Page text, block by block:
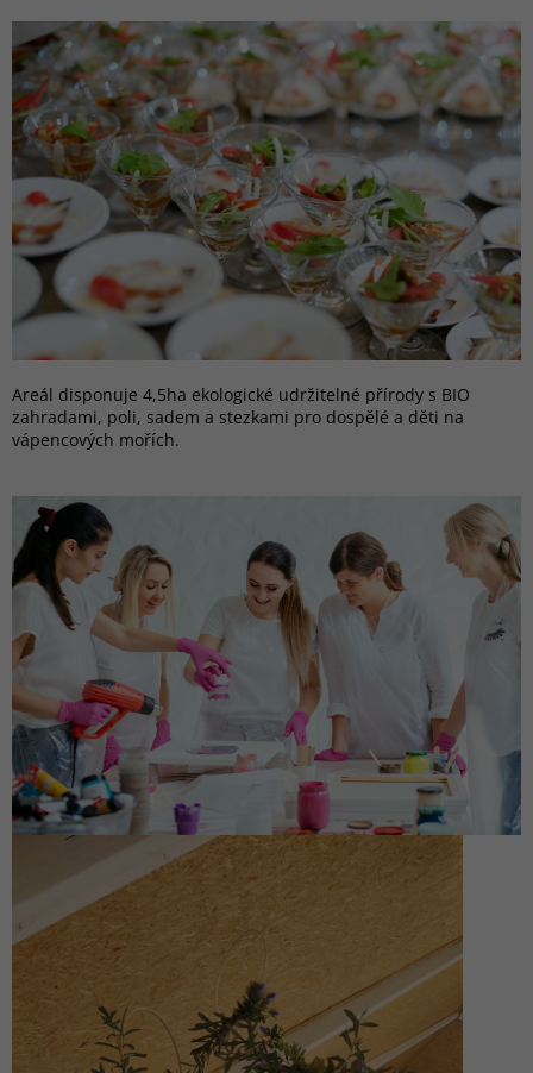
Areál disponuje 4,5ha ekologické udržitelné přírody s BIO
zahradami, poli, sadem a stezkami pro dospělé a děti na
vápencových mořích.